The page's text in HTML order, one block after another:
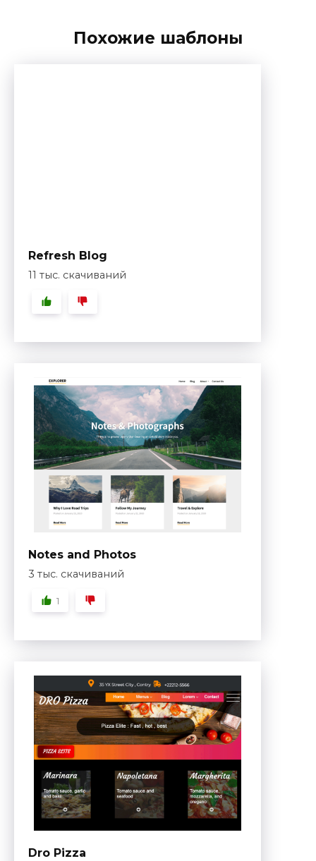
Похожие шаблоны
Refresh Blog
11 тыс. скачиваний
Notes and Photos
3 тыс. скачиваний
1
Dro Pizza